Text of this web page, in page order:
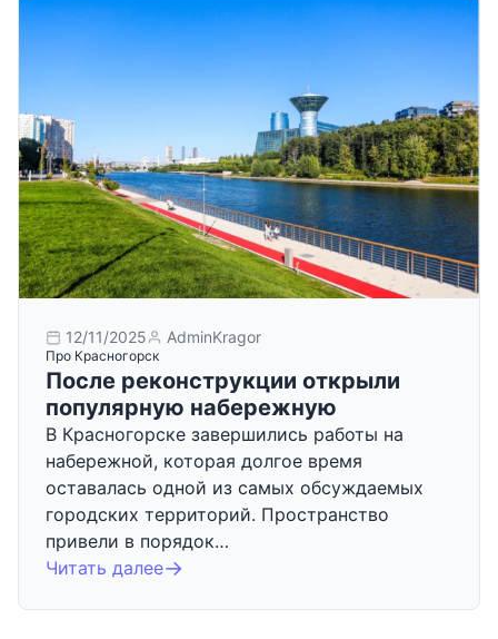
12/11/2025 AdminKragor
Про Красногорск
После реконструкции открыли
популярную набережную
В Красногорске завершились работы на
набережной, которая долгое время
оставалась одной из самых обсуждаемых
городских территорий. Пространство
привели в порядок…
Читать далее